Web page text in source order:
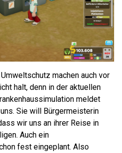
machen auch vor
halt, denn in der aktuellen
meldet
Sie will Bürgermeisterin
wir uns an ihrer Reise in
Auch ein
fest eingeplant. Also